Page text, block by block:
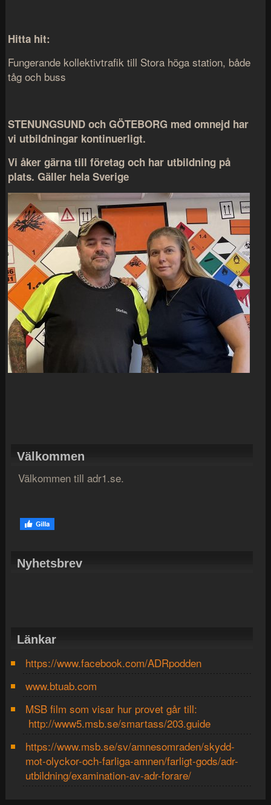
Hitta hit:
Fungerande kollektivtrafik till Stora höga station, både
tåg och buss
STENUNGSUND och GÖTEBORG med omnejd har
vi utbildningar kontinuerligt.
Vi åker gärna till företag och har utbildning på
plats. Gäller hela Sverige
Välkommen
Välkommen till adr1.se.
Nyhetsbrev
Länkar
https://www.facebook.com/ADRpodden
www.btuab.com
MSB film som visar hur provet går till:
http://www5.msb.se/smartass/203.guide
https://www.msb.se/sv/amnesomraden/skydd-
mot-olyckor-och-farliga-amnen/farligt-gods/adr-
utbildning/examination-av-adr-forare/